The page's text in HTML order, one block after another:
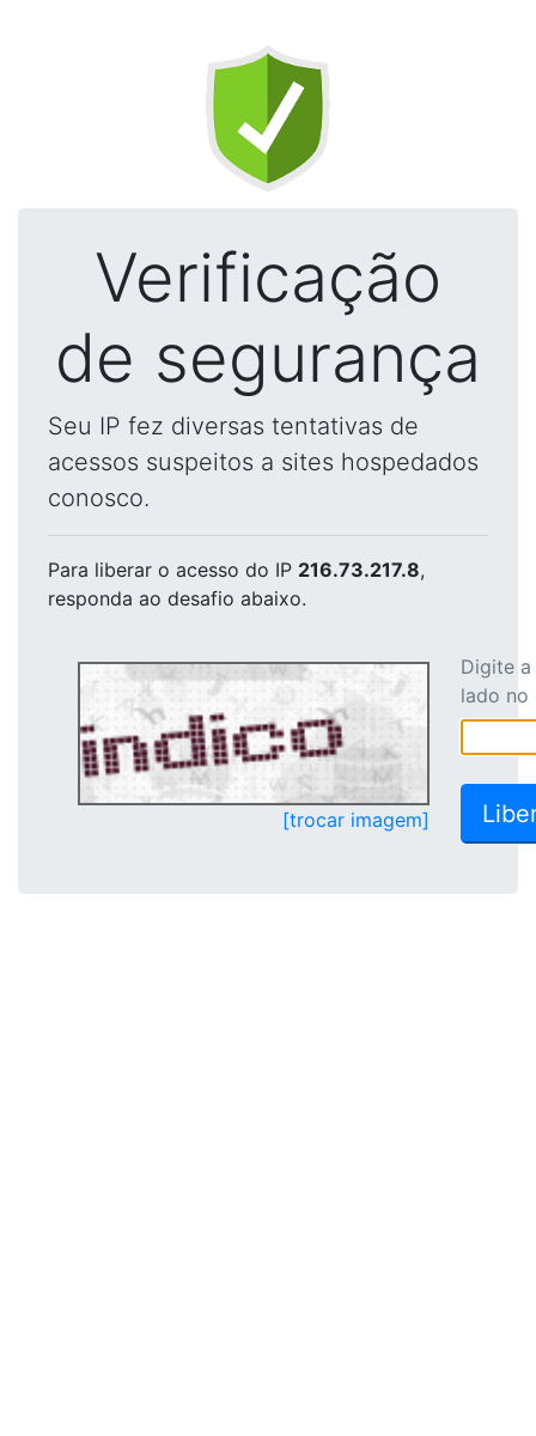
Verificação
de segurança
Seu IP fez diversas tentativas de
acessos suspeitos a sites hospedados
conosco.
Para liberar o acesso do IP 216.73.217.8,
responda ao desafio abaixo.
[trocar imagem]
Digite
lado no